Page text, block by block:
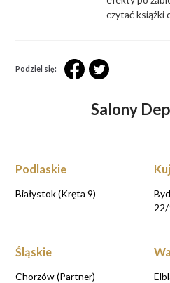
czytać książki
Podziel się:
Salony
Podlaskie
Białystok (Kręta 9)
22/
Śląskie
Chorzów (Partner)